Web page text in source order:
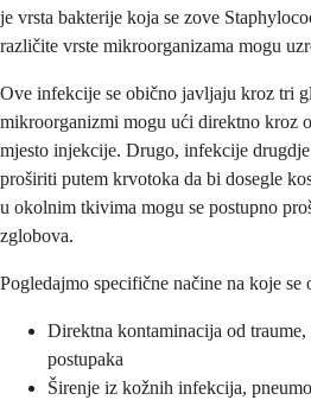
je vrsta bakterije koja se zove
različite vrste mikroorganizama mogu
Ove infekcije se obično javljaju kroz tri
mikroorganizmi mogu ući direktno kroz
mjesto injekcije. Drugo, infekcije
proširiti putem krvotoka da bi dosegle
u okolnim tkivima mogu se postupno
zglobova.
Pogledajmo specifične načine na koje
Direktna kontaminacija od
postupaka
Širenje iz kožnih infekcija,